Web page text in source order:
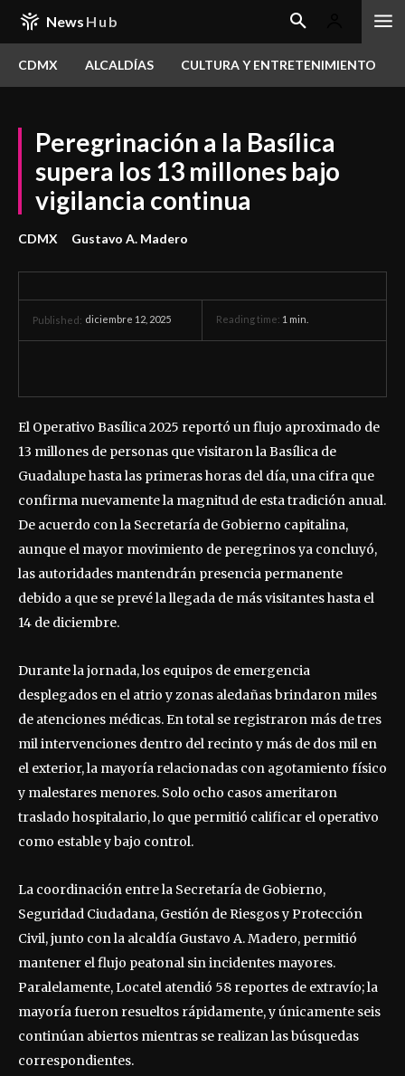
News Hub
CDMX ALCALDÍAS CULTURA Y ENTRETENIMIENTO
Peregrinación a la Basílica
supera los 13 millones bajo
vigilancia continua
CDMX Gustavo A. Madero
Published: diciembre 12, 2025 Reading time: 1 min.
El Operativo Basílica 2025 reportó un flujo aproximado de
13 millones de personas que visitaron la Basílica de
Guadalupe hasta las primeras horas del día, una cifra que
confirma nuevamente la magnitud de esta tradición anual.
De acuerdo con la Secretaría de Gobierno capitalina,
aunque el mayor movimiento de peregrinos ya concluyó,
las autoridades mantendrán presencia permanente
debido a que se prevé la llegada de más visitantes hasta el
14 de diciembre.
Durante la jornada, los equipos de emergencia
desplegados en el atrio y zonas aledañas brindaron miles
de atenciones médicas. En total se registraron más de tres
mil intervenciones dentro del recinto y más de dos mil en
el exterior, la mayoría relacionadas con agotamiento físico
y malestares menores. Solo ocho casos ameritaron
traslado hospitalario, lo que permitió calificar el operativo
como estable y bajo control.
La coordinación entre la Secretaría de Gobierno,
Seguridad Ciudadana, Gestión de Riesgos y Protección
Civil, junto con la alcaldía Gustavo A. Madero, permitió
mantener el flujo peatonal sin incidentes mayores.
Paralelamente, Locatel atendió 58 reportes de extravío; la
mayoría fueron resueltos rápidamente, y únicamente seis
continúan abiertos mientras se realizan las búsquedas
correspondientes.